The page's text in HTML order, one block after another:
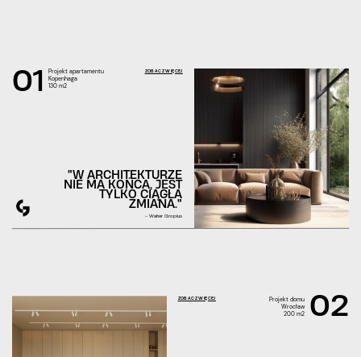
01
Projekt apartamentu
Kopenhaga
130 m2
ZOBACZ WIĘCEJ
"W ARCHITEKTURZE
NIE MA KOŃCA, JEST
TYLKO CIĄGŁA
ZMIANA."
- Walter Gropius
Projekt domu
Wrocław
200 m2
ZOBACZ WIĘCEJ 02